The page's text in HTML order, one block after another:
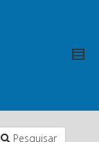
Pesquisar